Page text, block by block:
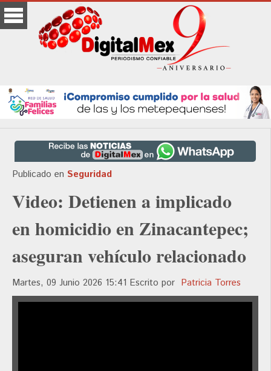
Publicado en Seguridad
Video: Detienen a implicado
en homicidio en Zinacantepec;
aseguran vehículo relacionado
Martes, 09 Junio 2026 15:41 Escrito por Patricia Torres